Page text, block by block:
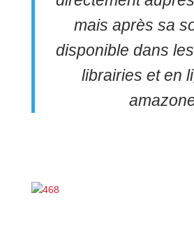
mais après sa
disponible dans
librairies et en